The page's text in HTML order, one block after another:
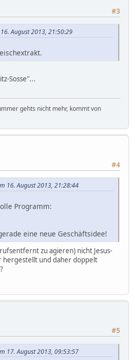
#3
August 2013, 21:50:29
Sosse"...
gehts nicht mehr, kommt von
#4
16. August 2013, 21:28:44
Programm:
eine neue Geschäftsidee!
zu agieren) nicht Jesus-
hergestellt und daher doppelt
#5
17. August 2013, 09:53:57